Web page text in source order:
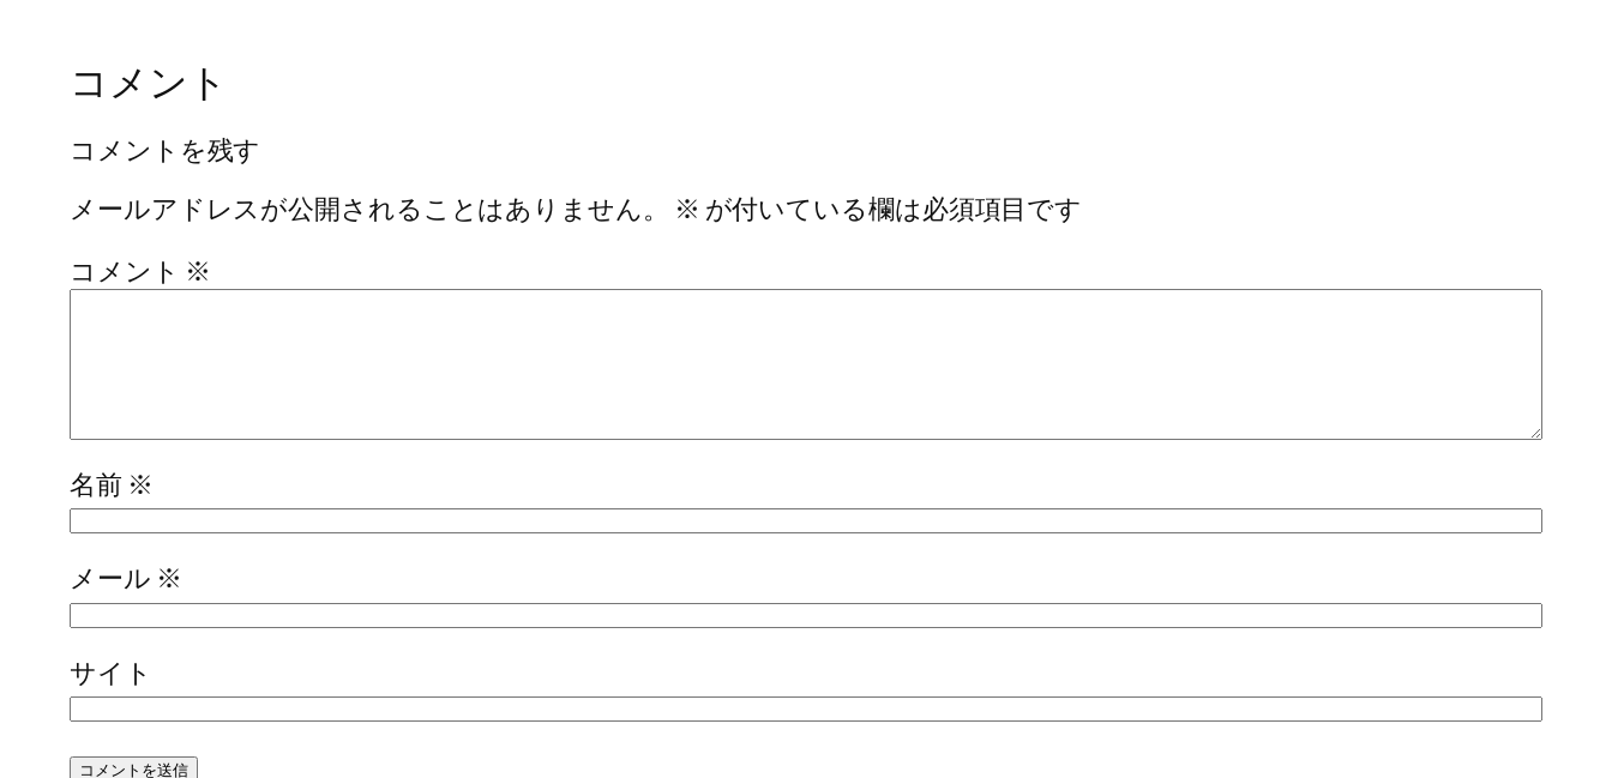
コメント
コメントを残す
メールアドレスが公開されることはありません。
※ が付いている欄は必須項目です
コメント ※
名前 ※
メール ※
サイト